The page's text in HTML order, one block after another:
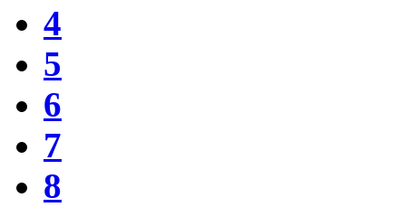
4
5
6
7
8